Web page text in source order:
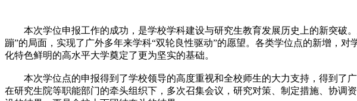
本次学位申报工作的成功，是学校学科建设与研究生教育发展历史上的新突破
蹦”的局面，实现了广外多年来学科“双轮良性驱动”的愿望。各类学位点的新增，
化特色鲜明的高水平大学奠定了更为坚实的基础。
本次学位点的申报得到了学校领导的高度重视和全校师生的大力支持，得到了
在研究生院等职能部门的牵头组织下，多次召集会议，研究对策、制定措施、协